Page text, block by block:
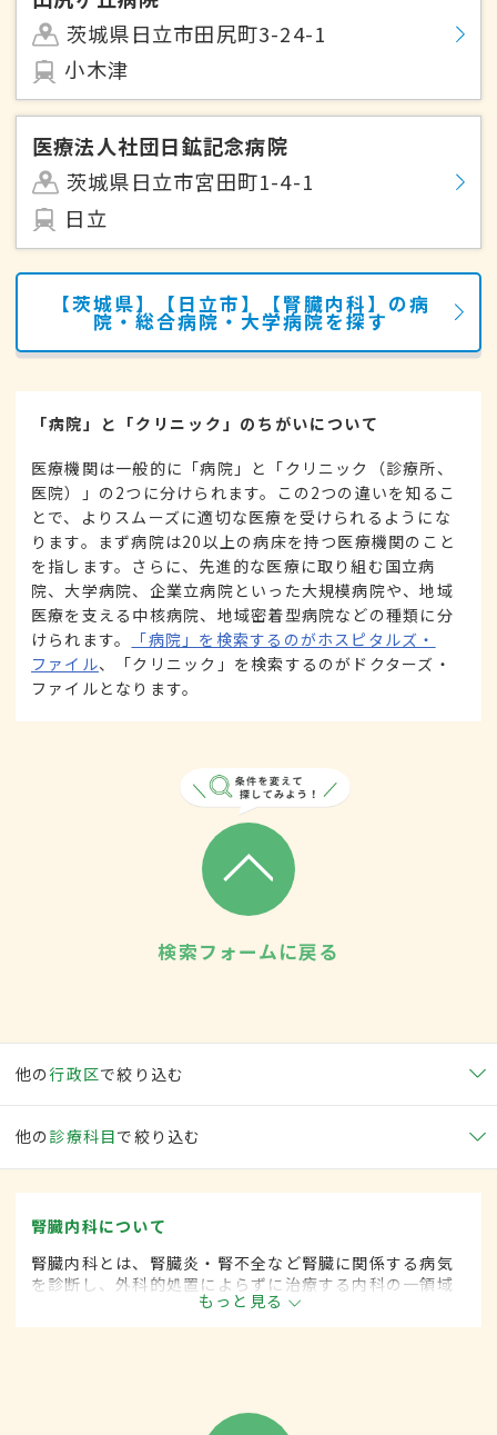
茨城県日立市田尻町3-24-1
小木津
医療法人社団日鉱記念病院
茨城県日立市宮田町1-4-1
日立
【茨城県】【日立市】【腎臓内科】の病
院・総合病院・大学病院を探す
「病院」と「クリニック」のちがいについて
医療機関は一般的に「病院」と「クリニック（診療所、
医院）」の2つに分けられます。この2つの違いを知るこ
とで、よりスムーズに適切な医療を受けられるようにな
ります。まず病院は20以上の病床を持つ医療機関のこと
を指します。さらに、先進的な医療に取り組む国立病
院、大学病院、企業立病院といった大規模病院や、地域
医療を支える中核病院、地域密着型病院などの種類に分
けられます。
「病院」を検索するのがホスピタルズ・
ファイル、「クリニック」を検索するのがドクターズ・
ファイルとなります。
検索フォームに戻る
他の行政区で絞り込む
他の 診療科目で絞り込む
腎臓内科について
腎臓内科とは、腎臓炎・腎不全など腎臓に関係する病気
を診断し、外科的処置によらずに治療する内科の一領域
もっと見る